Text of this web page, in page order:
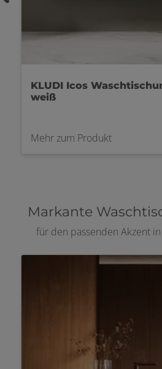
burgbad Badmöbel
Markante
für den passenden Akzent